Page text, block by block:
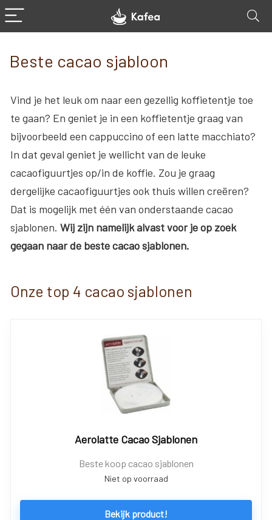
Beste cacao sjabloon
Vind je het leuk om naar een gezellig koffietentje toe
te gaan? En geniet je in een koffietentje graag van
bijvoorbeeld een cappuccino of een latte macchiato?
In dat geval geniet je wellicht van de leuke
cacaofiguurtjes op/in de koffie. Zou je graag
dergelijke cacaofiguurtjes ook thuis willen creëren?
Dat is mogelijk met één van onderstaande cacao
sjablonen. Wij zijn namelijk alvast voor je op zoek
gegaan naar de beste cacao sjablonen.
Onze top 4 cacao sjablonen
Aerolatte Cacao Sjablonen
Beste koop cacao sjablonen
Niet op voorraad
Bekijk product!